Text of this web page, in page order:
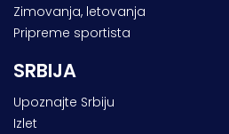
Zimovanja, letovanja
Pripreme sportista
SRBIJA
Upoznajte Srbiju
Izlet